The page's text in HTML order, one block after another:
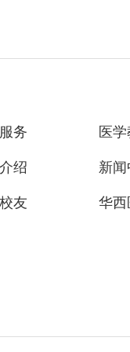
务 医
绍 新
友 华西